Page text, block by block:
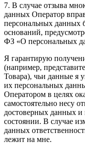
7. В случае отзыва
данных Оператор
персональных данных
оснований,
ФЗ «О персональных
Я гарантирую
(например,
Товара), чьи данные я
их персональных
Оператором в целях
самостоятельно несу
достоверных данных и
состоянии. В случае
данных
лежит на мне.